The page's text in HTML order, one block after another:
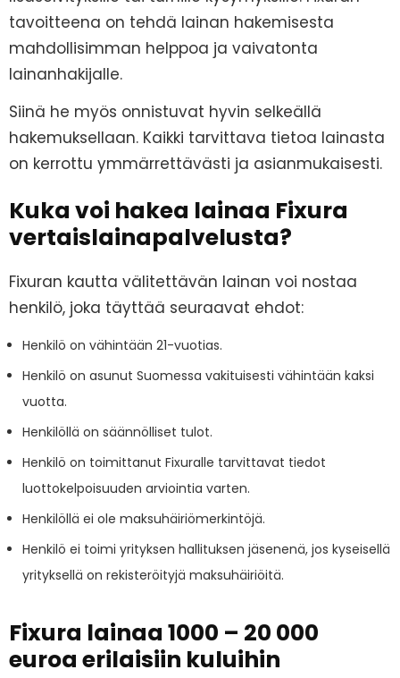
tavoitteena on tehdä lainan hakemisesta
mahdollisimman helppoa ja vaivatonta
lainanhakijalle.
Siinä he myös onnistuvat hyvin selkeällä
hakemuksellaan. Kaikki tarvittava tietoa lainasta
on kerrottu ymmärrettävästi ja asianmukaisesti.
Kuka voi hakea lainaa Fixura
vertaislainapalvelusta?
Fixuran kautta välitettävän lainan voi nostaa
henkilö, joka täyttää seuraavat ehdot:
Henkilö on vähintään 21-vuotias.
Henkilö on asunut Suomessa vakituisesti vähintään kaksi
vuotta.
Henkilöllä on säännölliset tulot.
Henkilö on toimittanut Fixuralle tarvittavat tiedot
luottokelpoisuuden arviointia varten.
Henkilöllä ei ole maksuhäiriömerkintöjä.
Henkilö ei toimi yrityksen hallituksen jäsenenä, jos kyseisellä
yrityksellä on rekisteröityjä maksuhäiriöitä.
Fixura lainaa 1000 – 20 000
euroa erilaisiin kuluihin